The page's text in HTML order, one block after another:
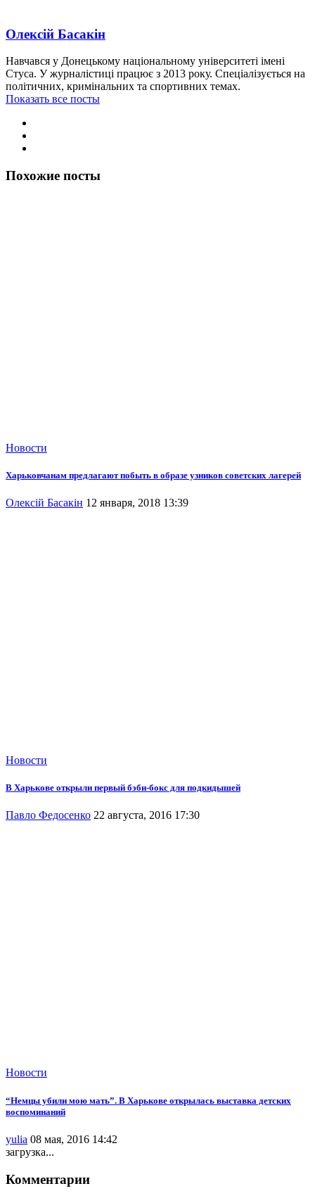
Олексій Басакін
Навчався у Донецькому національному університеті імені
Стуса. У журналістиці працює з 2013 року. Спеціалізується на
політичних, кримінальних та спортивних темах.
Показать все посты
Похожие посты
Новости
Харьковчанам предлагают побыть в образе узников советских лагерей
Олексій Басакін 12 января, 2018 13:39
Новости
В Харькове открыли первый бэби-бокс для подкидышей
Павло Федосенко 22 августа, 2016 17:30
Новости
“Немцы убили мою мать”. В Харькове открылась выставка детских
воспоминаний
yulia 08 мая, 2016 14:42
загрузка...
Комментарии